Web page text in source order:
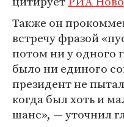
Также он
встречу фразой
потом ни у одного
было ни единого
президент не
когда был хоть и
шанс», — уточнил